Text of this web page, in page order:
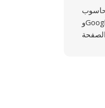
وGoogle Drive وDropbox، ورابط URL أو